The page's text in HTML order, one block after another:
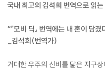
국내 최고의 김석희 번역으로 읽는
“『모비 딕』 번역에는 내 혼이 담
_김석희(번역가)
거대한 우주의 신비를 닮은 지구